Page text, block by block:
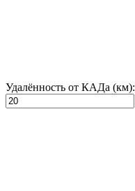
Удалённость от КАДа (км):